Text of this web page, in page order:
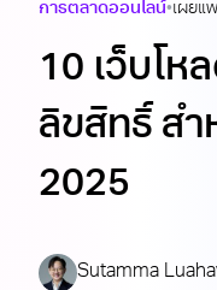
การตลาดออนไลน์•เผยแ
10 เว็บโห
ลิขสิทธิ์ ส
2025
Sutamma